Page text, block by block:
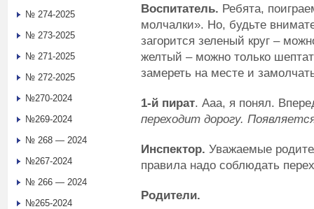
Воспитатель. Ребята,
молчалки». Но, будьте
загорится зеленый круг –
желтый – можно только
замереть на месте и
1-й пират. Ааа, я понял.
переходит дорогу.
Инспектор. Уважаемые
правила надо соблюдать
Родители.
№ 274-2025
№ 273-2025
№ 271-2025
№ 272-2025
№270-2024
№269-2024
№ 268 — 2024
№267-2024
№ 266 — 2024
№265-2024